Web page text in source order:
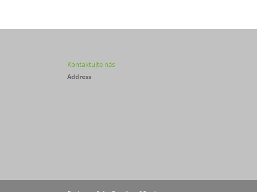
Kontaktujte nás
Address